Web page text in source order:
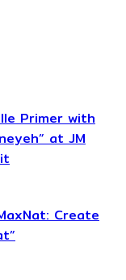
Primer with
at JM
Create